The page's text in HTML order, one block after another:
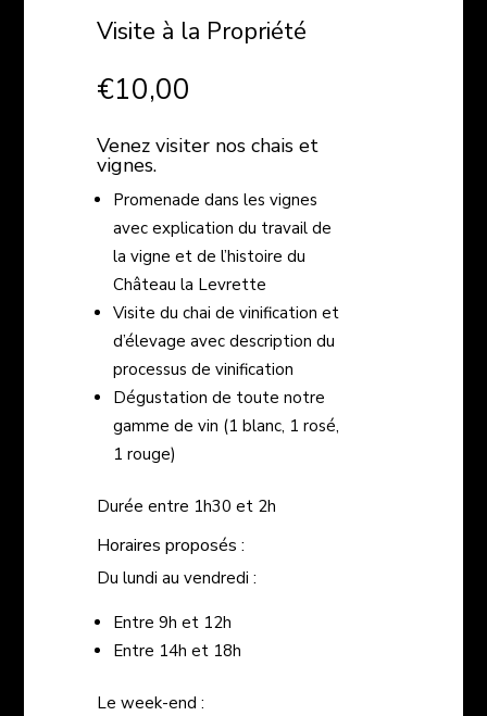
Visite à la Propriété
€10,00
Venez visiter nos chais et
vignes.
Promenade dans les vignes
avec explication du travail de
la vigne et de l’histoire du
Château la Levrette
Visite du chai de vinification et
d’élevage avec description du
processus de vinification
Dégustation de toute notre
gamme de vin (1 blanc, 1 rosé,
1 rouge)
Durée entre 1h30 et 2h
Horaires proposés :
Du lundi au vendredi :
Entre 9h et 12h
Entre 14h et 18h
Le week-end :